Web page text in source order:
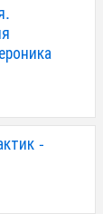
-